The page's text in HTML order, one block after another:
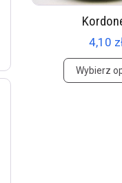
4,10
Wybierz